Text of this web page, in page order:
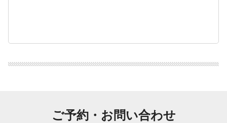
ご予約・お問い合わせ